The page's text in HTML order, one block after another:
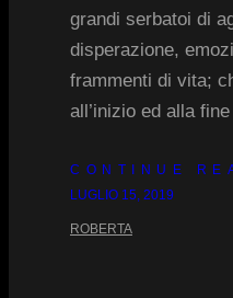
grandi serbatoi di
disperazione,
frammenti di vita;
all’inizio ed alla
CONTINUE
LUGLIO 15, 2019
ROBERTA